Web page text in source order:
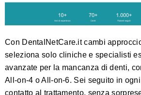
Con DentalNetCare.itcambi
seleziona solo cliniche e specialisti
avanzate per la mancanza di denti,
All-on-4 o All-on-6. Sei seguito in
contatto al trattamento, senza